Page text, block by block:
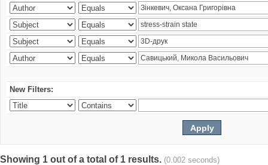
New Filters:
Showing 1 out of a total of 1 results. (0.002 seconds)